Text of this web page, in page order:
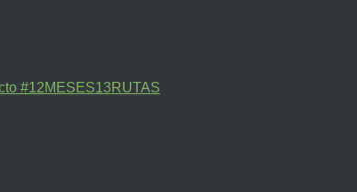
#12MESES13RUTAS